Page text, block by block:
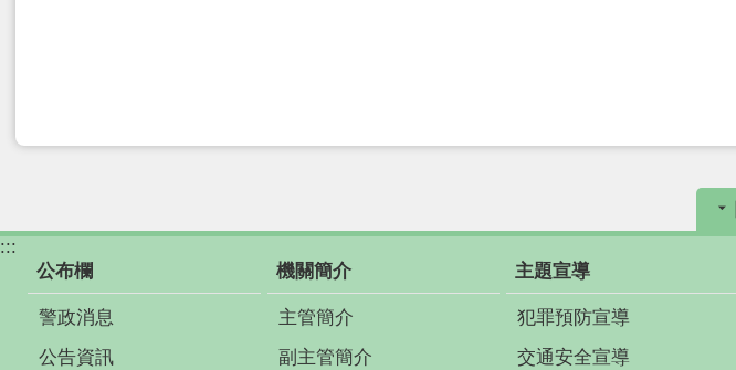
:::
公布欄
警政消息
公告資訊
機關簡介
主管簡介
副主管簡介
主題宣導
犯罪預防宣導
交通安全宣導